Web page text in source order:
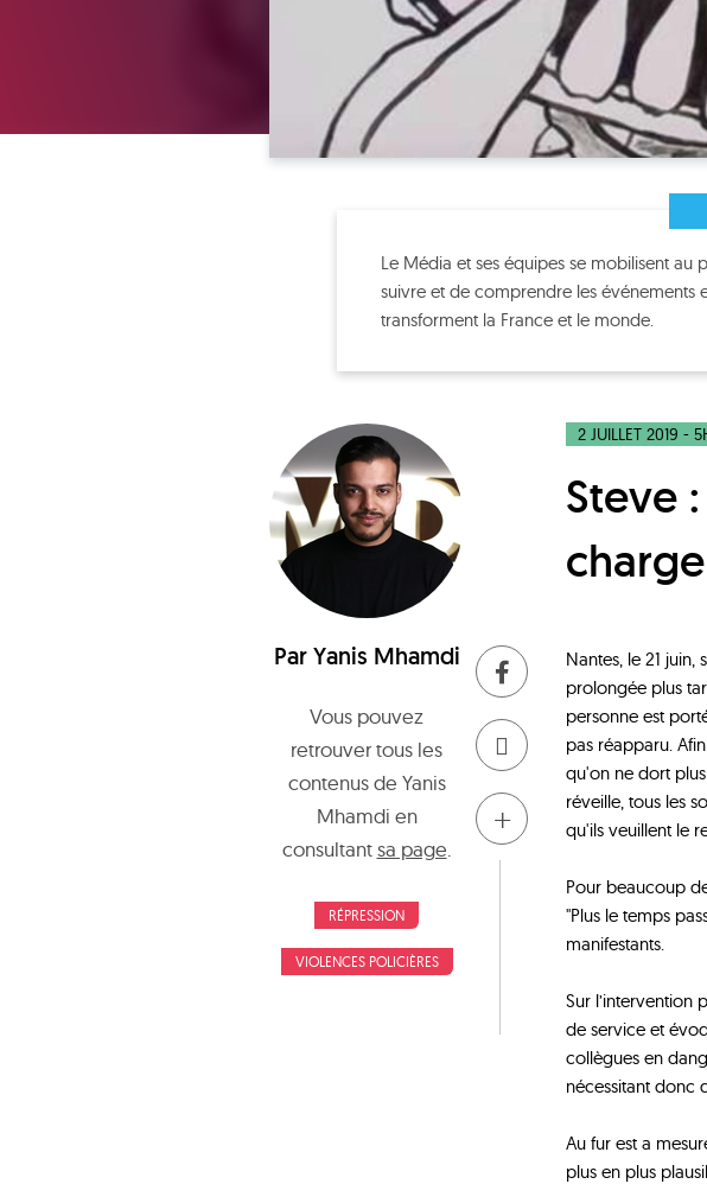
Le Média et ses équipes se mobilisent
suivre et de comprendre les événements
transforment la France et le monde.
ParYanis Mhamdi
Vous pouvez
retrouver tous les
contenus de Yanis
Mhamdi en
consultantsa page
RÉPRESSION
VIOLENCES POLICIÈRES
+
2 JUILLET 2019 -
Steve : Disparu à Nantes après une
Nantes, le 21
prolongée plus
personne est
pas réapparu.
qu'on ne dort
réveille, tous les
qu'ils veuillent le
Pour beaucoup
"Plus le temps
manifestants.
Sur l’intervention
de service et
collègues en
nécessitant donc
Au fur est a
plus en plus